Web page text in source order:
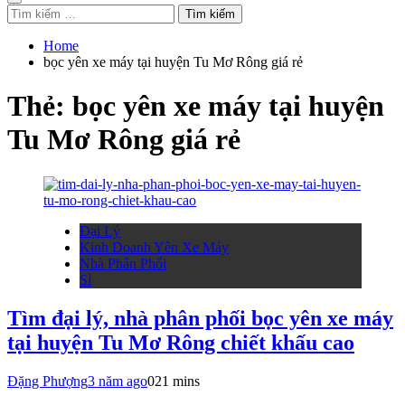
Tìm
kiếm
cho:
Home
bọc yên xe máy tại huyện Tu Mơ Rông giá rẻ
Thẻ: bọc yên xe máy tại huyện
Tu Mơ Rông giá rẻ
Đại Lý
Kinh Doanh Yên Xe Máy
Nhà Phân Phối
Sỉ
Tìm đại lý, nhà phân phối bọc yên xe máy
tại huyện Tu Mơ Rông chiết khấu cao
Đặng Phượng3 năm ago021 mins